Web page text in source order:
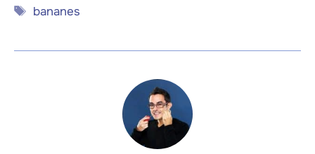
Étiquettes
bananes